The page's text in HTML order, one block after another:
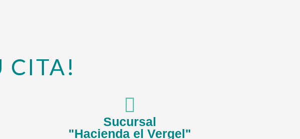
CITA!
Sucursal
"Hacienda el Vergel"